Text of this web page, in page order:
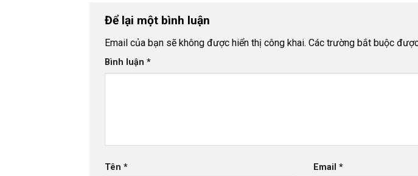
Để lại một bình luận
Email của bạn sẽ không được hiển thị công khai. Các trường bắt buộc
Bình luận *
Tên * Email*